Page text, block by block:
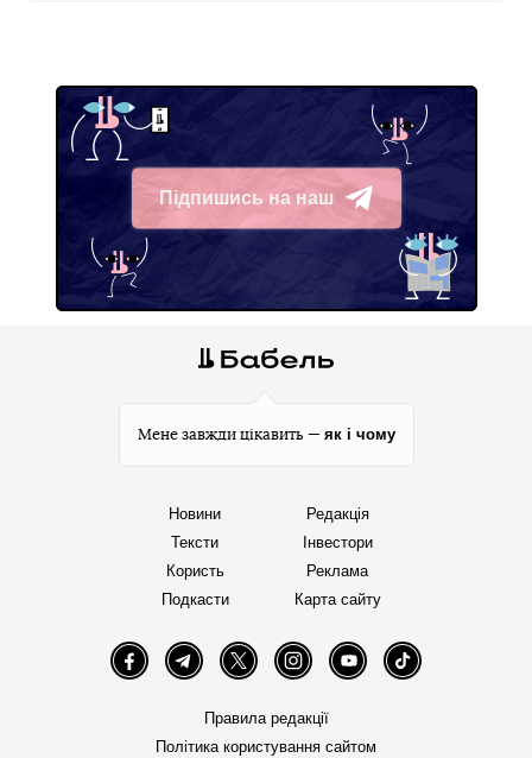
Підпишись на наш
Telegram
Мене завжди цікавить — як і чому
Новини
Тексти
Користь
Подкасти
Редакція
Інвестори
Реклама
Карта сайту
FacebookTelegramTwitter InstagramYouTube TikTok
Правила редакції
Політика користування сайтом